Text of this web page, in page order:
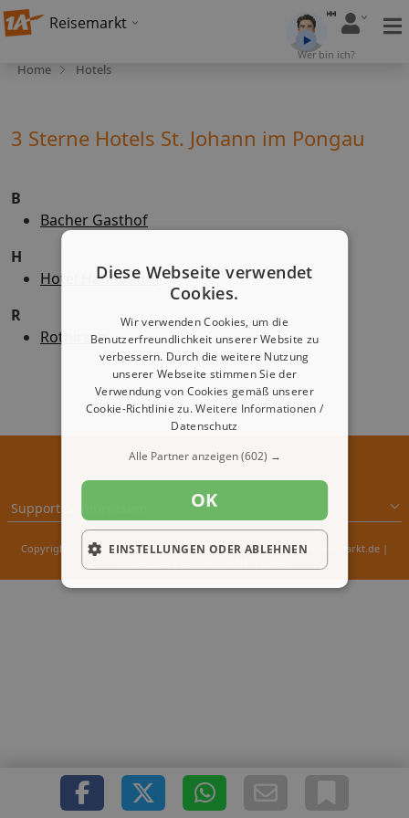
Reisemarkt
Wer bin ich?
Home Hotels
3 Sterne Hotels St. Johann im Pongau
B
Bacher Gasthof
H
Hotel Hahnbaum
R
Rothirsch
Support & Impressum
Copyright © 2000 - 2026 1A-Infosysteme.de | Content by: 1A-Reisemarkt.de |
Diese Webseite verwendet
Cookies.
Wir verwenden Cookies, um die
Benutzerfreundlichkeit unserer Website zu
verbessern. Durch die weitere Nutzung
unserer Webseite stimmen Sie der
Verwendung von Cookies gemäß unserer
Cookie-Richtlinie zu.Weitere Informationen /
Datenschutz
Alle Partner anzeigen(602) →
OK
EINSTELLUNGEN ODER ABLEHNEN